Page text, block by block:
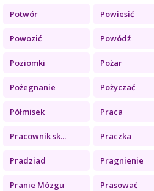
Potwór Powiesić
Powozić Powódź
Poziomki Pożar
Pożegnanie Pożyczać
Półmisek Praca
Pracownik sk... Praczka
Pradziad Pragnienie
Pranie Mózgu Prasować